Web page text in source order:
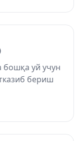
бошқа уй учун
бериш